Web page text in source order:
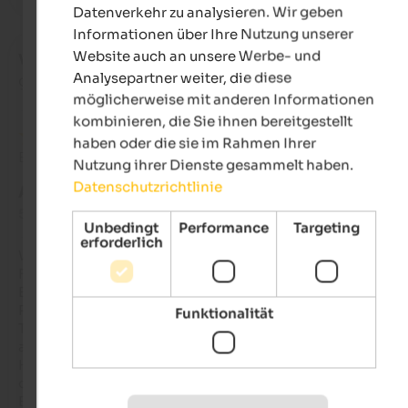
- Januar 2026
gereist als Gruppe von Freunden
Bewertung aus Google
AUSGEZEICHNET
5 von 5 Sternen
Wir haben gerade eine fantastische Schneeschuhwoche
Familie Villgrattner verbracht. Unser sehr schönes Zimmer
Balkon hatte einen wunderbaren Blick auf die
Rosengartenbergkette. Für die vom Tourismusverband
Touren konnte man sich problemlos am Vorabend im Hotel
anmelden, die Schneeschuhe, Stöcke und Spikes wurden
Hotel gestellt. Lunchpakete und Thermosgetränke gab es
Bergen, am Fuß der Gondelbahn und der Bus hält direkt vor
Datenverkehr zu analysieren. Wir geben
Informationen über Ihre Nutzung unserer
Website auch an unsere Werbe- und
Analysepartner weiter, die diese
möglicherweise mit anderen Informationen
kombinieren, die Sie ihnen bereitgestellt
haben oder die sie im Rahmen Ihrer
Nutzung ihrer Dienste gesammelt haben.
Datenschutzrichtlinie
Unbedingt
erforderlich
Performance Targeting
Funktionalität